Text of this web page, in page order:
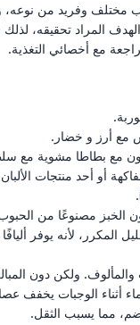
مختلف وفريد ​​من نوعه،
المراد تحقيقه،
مع أخصائي التغذية.
مع أرز و خضار.
مع بطاطا مشوية مع
أو أحد منتجات الألبان
الخبز مصنوعًا من
المكرر، لأنه يوفر أليافًا
والمألوف. ولكن دون
أثناء الوجبات يخفف
مما يسبب الثقل.